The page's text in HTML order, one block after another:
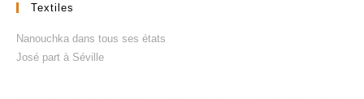
Textiles
Nanouchka dans tous ses états
José part à Séville